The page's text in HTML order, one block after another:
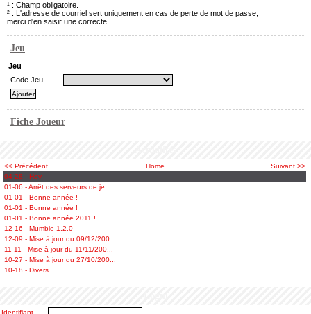
<< Précédent Home
Suivant >>
04-28 - Hey
01-06 - Arrêt des serveurs de je...
01-01 - Bonne année !
01-01 - Bonne année !
01-01 - Bonne année 2011 !
12-16 - Mumble 1.2.0
12-09 - Mise à jour du 09/12/200...
11-11 - Mise à jour du 11/11/200...
10-27 - Mise à jour du 27/10/200...
10-18 - Divers
Identifiant
¹ : Champ obligatoire.
² : L'adresse de courriel sert uniquement en cas de perte de mot de passe;
merci d'en saisir une correcte.
Jeu
Jeu
Code Jeu
Fiche Joueur